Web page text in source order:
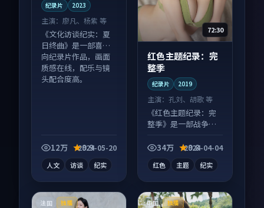
纪录片 2023
主演： 廖凡、杨紫 等
《文化访谈纪实：夏
日终曲》是一部喜剧
向纪录片作品，画面
质感在线，配乐与镜
头配合度高。
12万 9.9
2024-05-20
人文 访谈 纪实
72:30
红色主题纪录：完
整季
纪录片 2019
主演：孔刘、胡歌 等
《红色主题纪录：完
整季》是一部战争向
素齐全，观感爽快不
34万 9.8
2024-04-04
红色 主题 纪实
法国 独播 中国 独播